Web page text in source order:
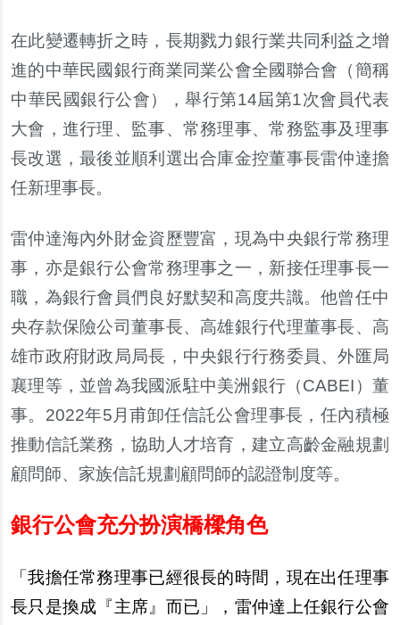
在此變遷轉折之時，長期戮力銀行業共同利益之增
進的中華民國銀行商業同業公會全國聯合會（簡稱
中華民國銀行公會），舉行第14屆第1次會員代表
大會，進行理、監事、常務理事、常務監事及理事
長改選，最後並順利選出合庫金控董事長雷仲達擔
任新理事長。
雷仲達海內外財金資歷豐富，現為中央銀行常務理
事，亦是銀行公會常務理事之一，新接任理事長一
職，為銀行會員們良好默契和高度共識。他曾任中
央存款保險公司董事長、高雄銀行代理董事長、高
雄市政府財政局局長，中央銀行行務委員、外匯局
襄理等，並曾為我國派駐中美洲銀行（CABEI）董
事。2022年5月甫卸任信託公會理事長，任內積極
推動信託業務，協助人才培育，建立高齡金融規劃
顧問師、家族信託規劃顧問師的認證制度等。
銀行公會充分扮演橋樑角色
「我擔任常務理事已經很長的時間，現在出任理事
長只是換成『主席』而已」，雷仲達上任銀行公會